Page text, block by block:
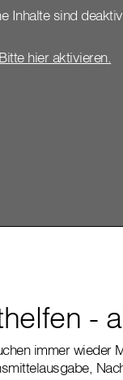
Inhalte sind
Bitte hier aktivieren.
-
immer wieder